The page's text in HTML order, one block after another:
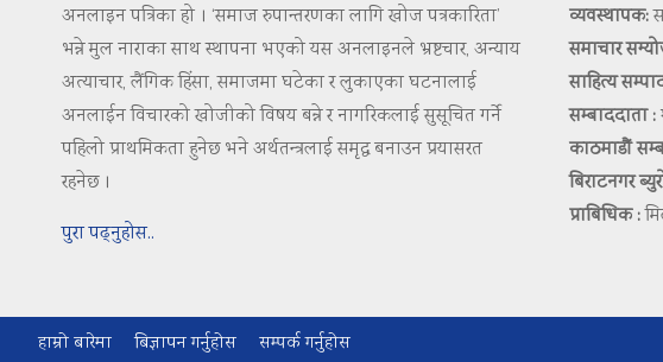
अनलाइन पत्रिका हो । ‘समाज रुपान्तरणका लागि खोज पत्रकारिता’
भन्ने मुल नाराका साथ स्थापना भएको यस अनलाइनले भ्रष्टचार, अन्याय
अत्याचार, लैंगिक हिंसा, समाजमा घटेका र लुकाएका घटनालाई
अनलाईन विचारको खोजीको विषय बन्ने र नागरिकलाई सुसूचित गर्ने
पहिलो प्राथमिकता हुनेछ भने अर्थतन्त्रलाई समृद्ध बनाउन प्रयासरत
रहनेछ ।
पुरा पढ्नुहोस..
व्यवस्थापक:
समाचार
साहित्य
सम्बाददाता :
काठमाडौं
बिराटनगर
प्राबिधिक :
हाम्रो बारेमा बिज्ञापन गर्नुहोस सम्पर्क गर्नुहोस